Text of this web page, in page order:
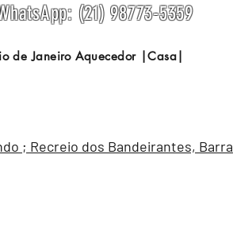
(21) 98773-5359
de Janeiro Aquecedor |Casa|
; Recreio dos Bandeirantes, Barra